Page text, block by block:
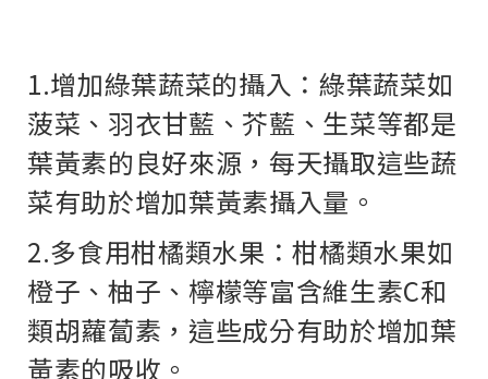
1.增加綠葉蔬菜的攝入：綠葉蔬菜如
菠菜、羽衣甘藍、芥藍、生菜等都是
葉黃素的良好來源，每天攝取這些蔬
菜有助於增加葉黃素攝入量。
2.多食用柑橘類水果：柑橘類水果如
橙子、柚子、檸檬等富含維生素C和
類胡蘿蔔素，這些成分有助於增加葉
黃素的吸收。